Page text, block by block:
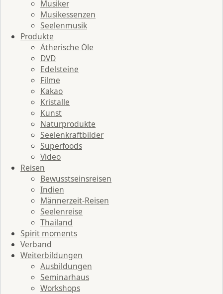
Musiker
Musikessenzen
Seelenmusik
Produkte
Ätherische Öle
DVD
Edelsteine
Filme
Kakao
Kristalle
Kunst
Naturprodukte
Seelenkraftbilder
Superfoods
Video
Reisen
Bewusstseinsreisen
Indien
Männerzeit-Reisen
Seelenreise
Thailand
Spirit moments
Verband
Weiterbildungen
Ausbildungen
Seminarhaus
Workshops